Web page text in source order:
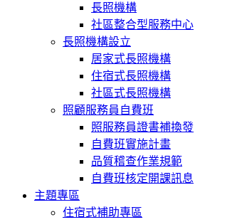
長照機構
社區整合型服務中心
長照機構設立
居家式長照機構
住宿式長照機構
社區式長照機構
照顧服務員自費班
照服務員證書補換發
自費班實施計畫
品質稽查作業規範
自費班核定開課訊息
主題專區
住宿式補助專區